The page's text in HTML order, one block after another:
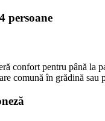
persoane
confort pentru până la
comună în grădină sau